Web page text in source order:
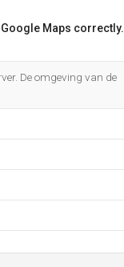
Maps correctly.
De omgeving van de